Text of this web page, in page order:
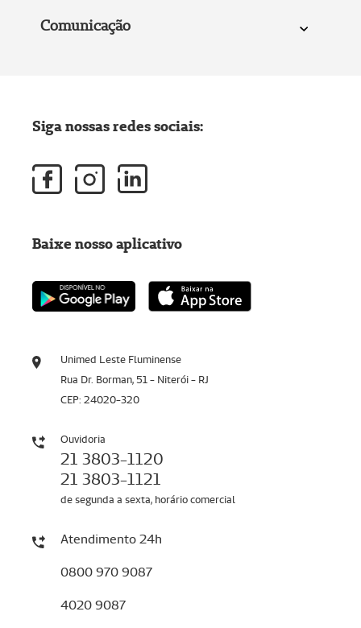
Comunicação
Unimed Leste Fluminense
Rua Dr. Borman, 51 - Niterói - RJ
CEP: 24020-320
Ouvidoria
21 3803-1120
21 3803-1121
de segunda a sexta, horário comercial
Atendimento 24h
0800 970 9087
4020 9087
Siga nossas redes sociais:
Baixe nosso aplicativo